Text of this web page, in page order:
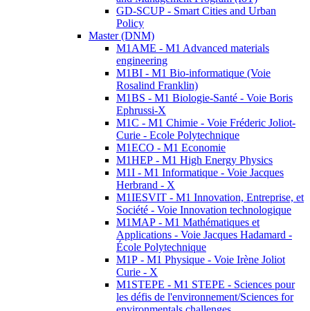
GD-SCUP - Smart Cities and Urban
Policy
Master (DNM)
M1AME - M1 Advanced materials
engineering
M1BI - M1 Bio-informatique (Voie
Rosalind Franklin)
M1BS - M1 Biologie-Santé - Voie Boris
Ephrussi-X
M1C - M1 Chimie - Voie Fréderic Joliot-
Curie - Ecole Polytechnique
M1ECO - M1 Economie
M1HEP - M1 High Energy Physics
M1I - M1 Informatique - Voie Jacques
Herbrand - X
M1IESVIT - M1 Innovation, Entreprise, et
Société - Voie Innovation technologique
M1MAP - M1 Mathématiques et
Applications - Voie Jacques Hadamard -
École Polytechnique
M1P - M1 Physique - Voie Irène Joliot
Curie - X
M1STEPE - M1 STEPE - Sciences pour
les défis de l'environnement/Sciences for